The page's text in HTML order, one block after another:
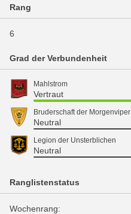
Rang
6
Grad der Verbundenheit
Mahlstrom
Vertraut
Bruderschaft der Morgenviper
Neutral
Legion der Unsterblichen
Neutral
Ranglistenstatus
Wochenrang: